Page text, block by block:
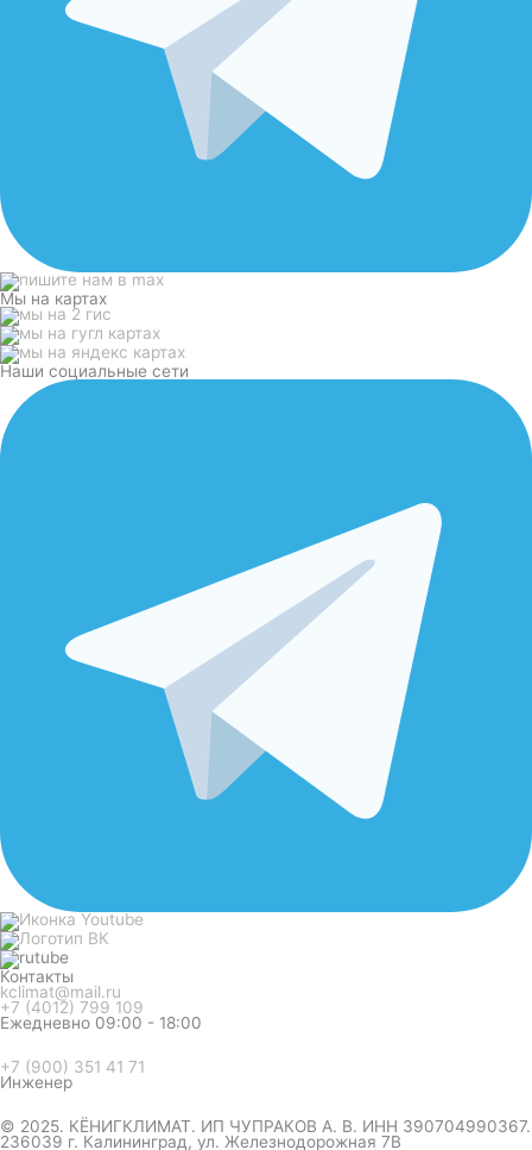
Мы на картах
Наши социальные сети
Контакты
kclimat@mail.ru
+7 (4012) 799 109
Ежедневно 09:00 - 18:00
+7 (900) 351 41 71
Инженер
© 2025. КЁНИГКЛИМАТ. ИП ЧУПРАКОВ А. В. ИНН 390704990367.
236039 г. Калининград, ул. Железнодорожная 7В